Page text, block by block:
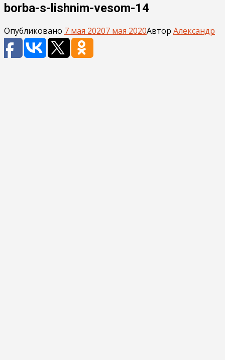
borba-s-lishnim-vesom-14
Опубликовано 7 мая 20207 мая 2020Автор Александр